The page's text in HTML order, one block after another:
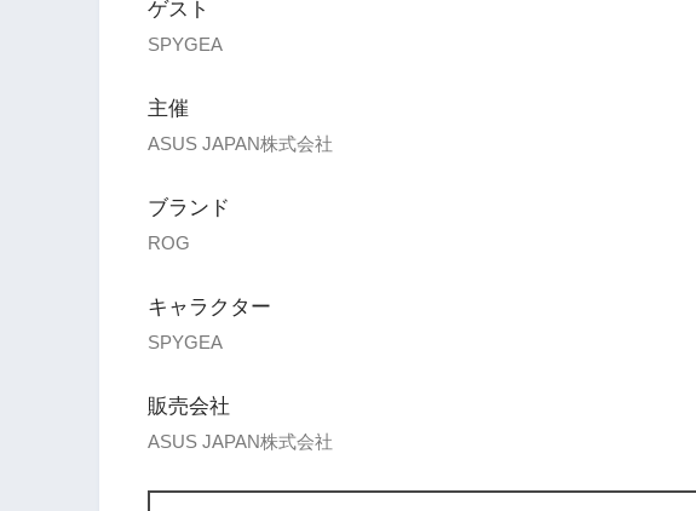
ゲスト
SPYGEA
主催
ASUS JAPAN株式会社
ブランド
ROG
キャラクター
SPYGEA
販売会社
ASUS JAPAN株式会社